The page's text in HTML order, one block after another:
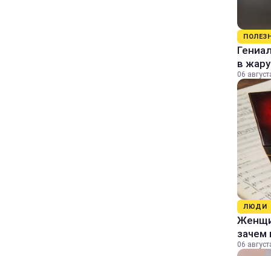
в
06
ЛЮДИ
зачем
06